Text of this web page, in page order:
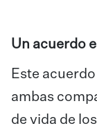
Un acuerdo
Este
ambas
de vida de